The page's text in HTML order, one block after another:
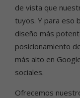
de vista que
tuyos. Y para eso
diseño más
posicionamiento
más alto en
sociales.
Ofrecemos